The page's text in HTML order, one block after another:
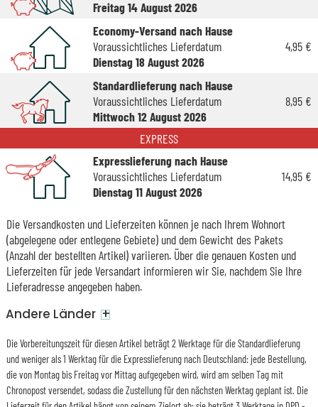
Freitag 14 August 2026
Economy-Versand nach Hause
Voraussichtliches Lieferdatum
Dienstag 18 August 2026
4,95 €
Standardlieferung nach Hause
Voraussichtliches Lieferdatum
Mittwoch 12 August 2026
8,95 €
EXPRESS
Expresslieferung nach Hause
Voraussichtliches Lieferdatum
Dienstag 11 August 2026
14,95 €
Die Versandkosten und Lieferzeiten können je nach Ihrem Wohnort
(abgelegene oder entlegene Gebiete) und dem Gewicht des Pakets
(Anzahl der bestellten Artikel) variieren. Über die genauen Kosten und
Lieferzeiten für jede Versandart informieren wir Sie, nachdem Sie Ihre
Lieferadresse angegeben haben.
Andere Länder +
Die Vorbereitungszeit für diesen Artikel beträgt 2 Werktage für die Standardlieferung
und weniger als 1 Werktag für die Expresslieferung nach Deutschland: jede Bestellung,
die von Montag bis Freitag vor Mittag aufgegeben wird, wird am selben Tag mit
Chronopost versendet, sodass die Zustellung für den nächsten Werktag geplant ist. Die